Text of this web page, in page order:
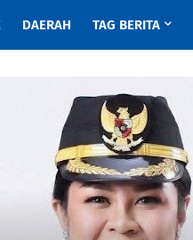
DAERAH TAG BERITA